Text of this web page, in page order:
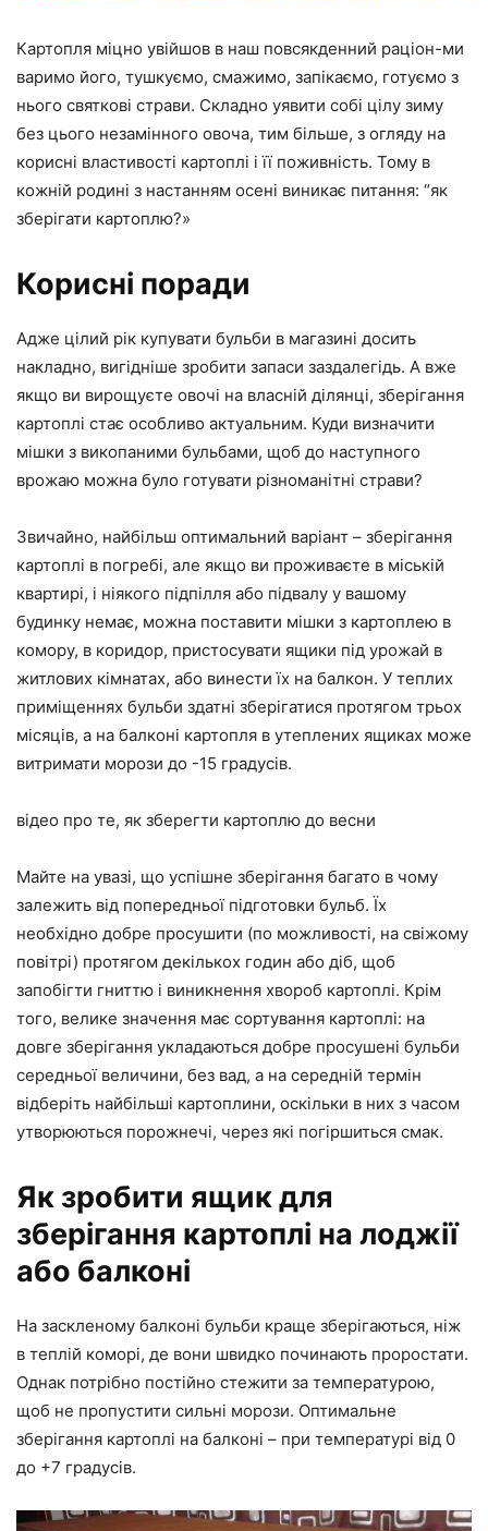
Картопля міцно увійшов в наш повсякденний раціон-ми
варимо його, тушкуємо, смажимо, запікаємо, готуємо з
нього святкові страви. Складно уявити собі цілу зиму
без цього незамінного овоча, тим більше, з огляду на
корисні властивості картоплі і її поживність. Тому в
кожній родині з настанням осені виникає питання: “як
зберігати картоплю?»
Корисні поради
Адже цілий рік купувати бульби в магазині досить
накладно, вигідніше зробити запаси заздалегідь. А вже
якщо ви вирощуєте овочі на власній ділянці, зберігання
картоплі стає особливо актуальним. Куди визначити
мішки з викопаними бульбами, щоб до наступного
врожаю можна було готувати різноманітні страви?
Звичайно, найбільш оптимальний варіант – зберігання
картоплі в погребі, але якщо ви проживаєте в міській
квартирі, і ніякого підпілля або підвалу у вашому
будинку немає, можна поставити мішки з картоплею в
комору, в коридор, пристосувати ящики під урожай в
житлових кімнатах, або винести їх на балкон. У теплих
приміщеннях бульби здатні зберігатися протягом трьох
місяців, а на балконі картопля в утеплених ящиках може
витримати морози до -15 градусів.
відео про те, як зберегти картоплю до весни
Майте на увазі, що успішне зберігання багато в чому
залежить від попередньої підготовки бульб. Їх
необхідно добре просушити (по можливості, на свіжому
повітрі) протягом декількох годин або діб, щоб
запобігти гниттю і виникнення хвороб картоплі. Крім
того, велике значення має сортування картоплі: на
довге зберігання укладаються добре просушені бульби
середньої величини, без вад, а на середній термін
відберіть найбільші картоплини, оскільки в них з часом
утворюються порожнечі, через які погіршиться смак.
Як зробити ящик для
зберігання картоплі на лоджії
або балконі
На заскленому балконі бульби краще зберігаються, ніж
в теплій коморі, де вони швидко починають проростати.
Однак потрібно постійно стежити за температурою,
щоб не пропустити сильні морози. Оптимальне
зберігання картоплі на балконі – при температурі від 0
до +7 градусів.